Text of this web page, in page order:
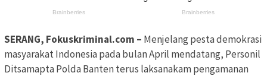
SERANG, Fokuskriminal.com – Menjelang pesta demokrasi
masyarakat Indonesia pada bulan April mendatang, Personil
Ditsamapta Polda Banten terus laksanakam pengamanan